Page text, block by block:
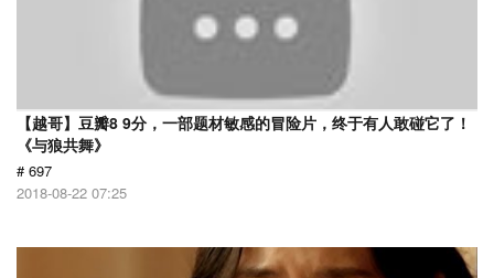
【越哥】豆瓣8 9分，一部题材敏感的冒险片，终于有人敢碰它了！
《与狼共舞》
# 697
2018-08-22 07:25